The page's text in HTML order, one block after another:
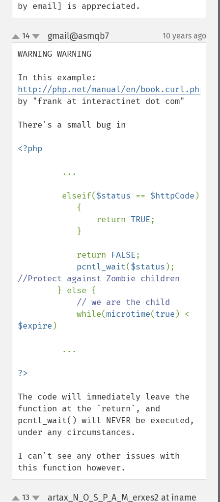
by email] is appreciated.
up
down
14 gmail@asmqb7¶ 10 years ago
WARNING WARNING
http://php.net/manual/en/
by "frank at interactinet dot com"
There's a small bug in
<?php
...
         elseif(
$status == $httpCode )
                return
TRUE;
            return
FALSE;
pcntl_wait($status
//Protect against Zombie children
} else {
// we are the child
while(microtime(true
$expire )
The code will immediately leave the
function at the `return`, and
pcntl_wait() will NEVER be executed,
under any circumstances.
I can't see any other issues with
this function however.
13 artax_N_O_S_P_A_M_erxes2 at iname